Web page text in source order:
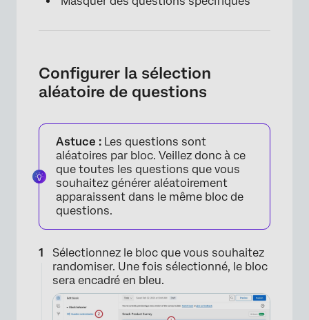
Configurer la sélection
aléatoire de questions
Astuce : Les questions sont
aléatoires par bloc. Veillez donc à ce
que toutes les questions que vous
souhaitez générer aléatoirement
apparaissent dans le même bloc de
questions.
Sélectionnez le bloc que vous souhaitez
randomiser. Une fois sélectionné, le bloc
sera encadré en bleu.